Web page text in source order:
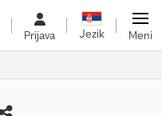
Prijava Jezik Meni